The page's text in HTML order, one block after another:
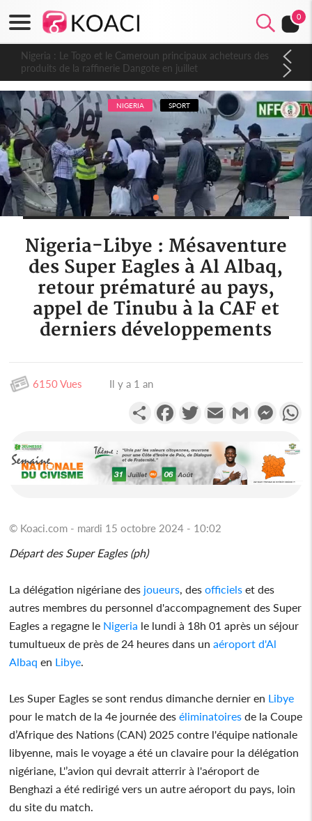
0
Nigeria : Le Togo et le Cameroun principaux acheteurs des
produits de la raffinerie Dangote en juillet
NIGERIA SPORT
Nigeria-Libye : Mésaventure
des Super Eagles à Al Albaq,
retour prématuré au pays,
appel de Tinubu à la CAF et
derniers développements
6150 Vues Il y a 1 an
PartagerFacebookTwitterEmail Gmail
© Koaci.com - mardi 15 octobre 2024 - 10:02
Départ des Super Eagles (ph)
La délégation nigériane des joueurs, des officiels et des
autres membres du personnel d'accompagnement des Super
Eagles a regagne le Nigeria le lundi à 18h 01 après un séjour
tumultueux de près de 24 heures dans un aéroport d'Al
Albaq en Libye.
Les Super Eagles se sont rendus dimanche dernier en Libye
pour le match de la 4e journée des éliminatoires de la Coupe
d’Afrique des Nations (CAN) 2025 contre l'équipe nationale
libyenne, mais le voyage a été un clavaire pour la délégation
nigériane, L'’avion qui devrait atterrir à l'aéroport de
Benghazi a été redirigé vers un autre aéroport du pays, loin
du site du match.